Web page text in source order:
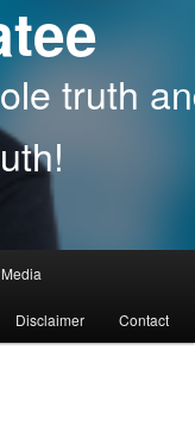
truth
Media
Disclaimer Contact